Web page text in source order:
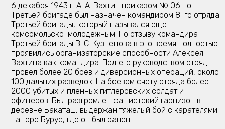
6 декабря 1943 г. А. А. Вахтин приказом № 06 по
Третьей бригаде был назначен командиром 8-го отряда
Третьей бригады, который назывался еще
комсомольско-молодежным. По отзыву командира
Третьей бригады В. С. Кузнецова в это время полностью
проявились организаторские способности Алексея
Вахтина как командира. Под его руководством отряд
провел более 20 боев и диверсионных операций, около
100 дальних разведок. На боевом счету отряда более
2000 убитых и пленных гитлеровских солдат и
офицеров. Был разгромлен фашистский гарнизон в
деревне Бакаташ, выдержан тяжелый бой с карателями
на горе Бурус, где он был ранен.